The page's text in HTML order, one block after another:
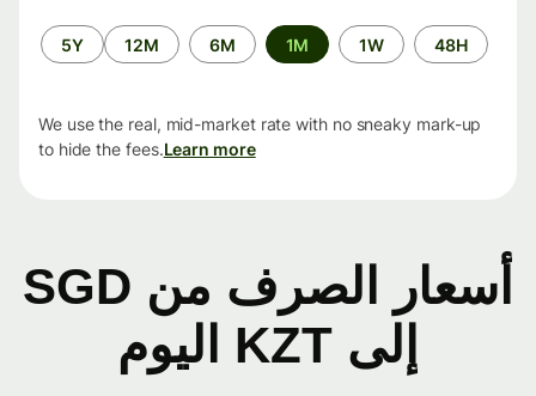
الفترة
الزمنية
48H
1W
1M
6M
12M
5Y
We use the real, mid-market rate with no sneaky mark-up
to hide the fees.Learn more
أسعار الصرف من SGD
إلى KZT اليوم